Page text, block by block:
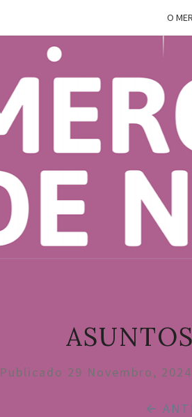
O
Publicado 29 Novembro, 2024
←